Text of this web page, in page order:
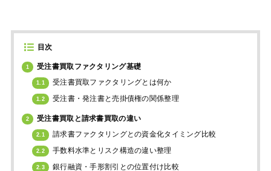
目次
1 受注書買取ファクタリング基礎
1.1 受注書買取ファクタリングとは何か
1.2 受注書・発注書と売掛債権の関係整理
2 受注書買取と請求書買取の違い
2.1 請求書ファクタリングとの資金化タイミング比較
2.2 手数料水準とリスク構造の違い整理
2.3 銀行融資・手形割引との位置付け比較